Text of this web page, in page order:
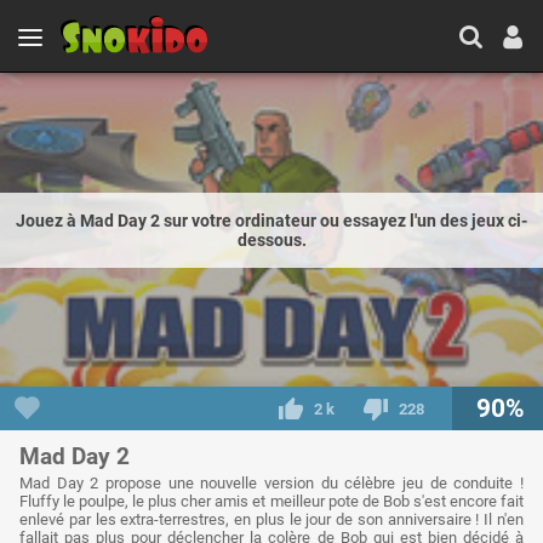
Jouez à Mad Day 2 sur votre ordinateur ou essayez l'un des jeux ci-
dessous.
2 k 228 90%
Mad Day 2
Mad Day 2 propose une nouvelle version du célèbre jeu de conduite !
Fluffy le poulpe, le plus cher amis et meilleur pote de Bob s'est encore fait
enlevé par les extra-terrestres, en plus le jour de son anniversaire ! Il n'en
fallait pas plus pour déclencher la colère de Bob qui est bien décidé à